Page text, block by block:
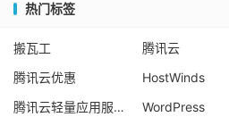
热门标签
搬瓦工 腾讯云
腾讯云优惠
HostWinds
腾讯云轻量应用服务器
WordPress